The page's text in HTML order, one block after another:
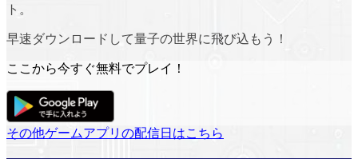
ト。
早速ダウンロードして量子の世界に飛び込もう！
ここから今すぐ無料でプレイ！
その他ゲームアプリの配信日はこちら